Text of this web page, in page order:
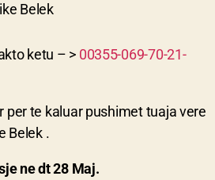
Belek
ketu – > 00355-069-70-21-
per te kaluar pushimet tuaja vere
Belek .
ne dt 28 Maj.